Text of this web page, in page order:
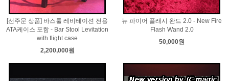
[선주문 상품] 바스툴 레비테이션 전용
ATA케이스 포함 - Bar Stool Levitation
with flight case
2,200,000원
뉴 파이어 플래시 완드 2.0 - New Fire
Flash Wand 2.0
50,000원